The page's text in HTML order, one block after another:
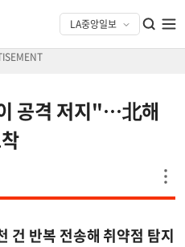
공격 저지"…北해
건 반복 전송해 취약점 탐지